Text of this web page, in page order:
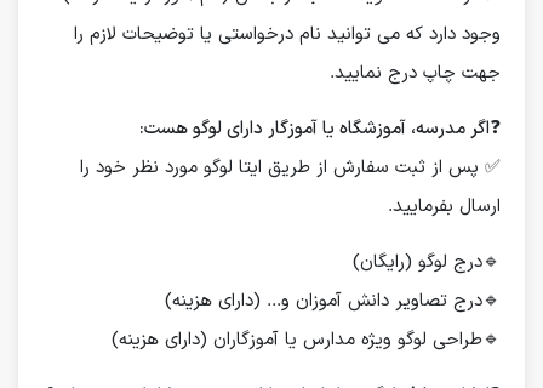
وجود دارد که می توانید نام درخواستی یا توضیحات لازم را
جهت چاپ درج نمایید.
❓اگر مدرسه، آموزشگاه یا آموزگار دارای لوگو هست:
✅ پس از ثبت سفارش از طریق ایتا لوگو مورد نظر خود را
ارسال بفرمایید.
🔹درج لوگو (رایگان)
🔹درج تصاویر دانش آموزان و... (دارای هزینه)
🔹طراحی لوگو ویژه مدارس یا آموزگاران (دارای هزینه)